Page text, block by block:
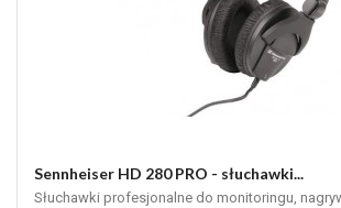
Sennheiser HD 280 PRO - słuchawki...
Słuchawki profesjonalne do monitoringu,